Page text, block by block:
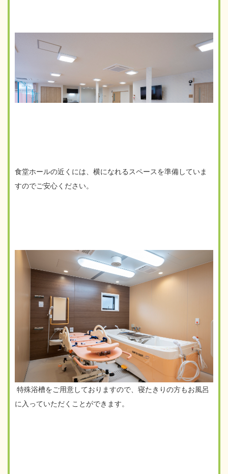
食堂ホールの近くには、横になれるスペースを準備していま
すのでご安心ください。
特殊浴槽をご用意しておりますので、寝たきりの方もお風呂
に入っていただくことができます。